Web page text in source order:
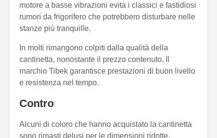
motore a basse vibrazioni evita i classici e fastidiosi
rumori da frigorifero che potrebbero disturbare nelle
stanze più tranquille.
In molti rimangono colpiti dalla qualità della
cantinetta, nonostante il prezzo contenuto. Il
marchio Tibek garantisce prestazioni di buon livello
e resistenza nel tempo.
Contro
Alcuni di coloro che hanno acquistato la cantinetta
sono rimasti delusi per le dimensioni ridotte.